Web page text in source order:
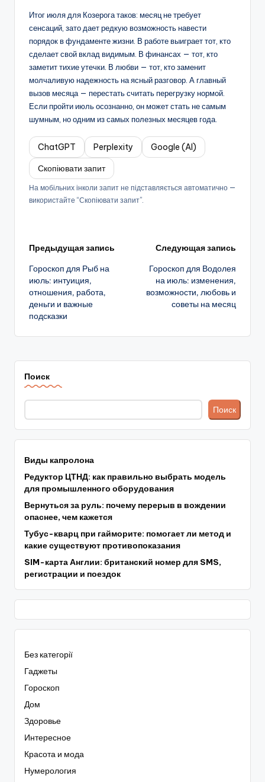
Итог июля для Козерога таков: месяц не требует
сенсаций, зато дает редкую возможность навести
порядок в фундаменте жизни. В работе выиграет тот, кто
сделает свой вклад видимым. В финансах — тот, кто
заметит тихие утечки. В любви — тот, кто заменит
молчаливую надежность на ясный разговор. А главный
вызов месяца — перестать считать перегрузку нормой.
Если пройти июль осознанно, он может стать не самым
шумным, но одним из самых полезных месяцев года.
ChatGPT Perplexity
Google (AI)
Скопіювати запит
На мобільних інколи запит не підставляється автоматично —
використайте “Скопіювати запит”.
Навигация
записи
Предыдущая запись
Гороскоп для Рыб на
июль: интуиция,
отношения, работа,
деньги и важные
подсказки
Следующая запись
Гороскоп для Водолея
на июль: изменения,
возможности, любовь и
советы на месяц
Поиск
Поиск
Виды капролона
Редуктор ЦТНД: как правильно выбрать модель
для промышленного оборудования
Вернуться за руль: почему перерыв в вождении
опаснее, чем кажется
Тубус-кварц при гайморите: помогает ли метод и
какие существуют противопоказания
SIM-карта Англии: британский номер для SMS,
регистрации и поездок
Без категорії
Гаджеты
Гороскоп
Дом
Здоровье
Интересное
Красота и мода
Нумерология